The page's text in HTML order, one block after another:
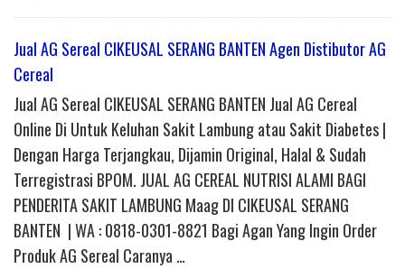
Jual AG Sereal CIKEUSAL SERANG BANTEN Agen Distibutor AG
Cereal
Jual AG Sereal CIKEUSAL SERANG BANTEN Jual AG Cereal
Online Di Untuk Keluhan Sakit Lambung atau Sakit Diabetes |
Dengan Harga Terjangkau, Dijamin Original, Halal & Sudah
Terregistrasi BPOM. JUAL AG CEREAL NUTRISI ALAMI BAGI
PENDERITA SAKIT LAMBUNG Maag DI CIKEUSAL SERANG
BANTEN | WA : 0818-0301-8821 Bagi Agan Yang Ingin Order
Produk AG Sereal Caranya …